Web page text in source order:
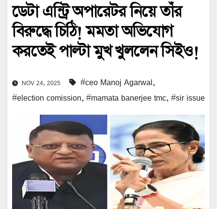
ডেটা এন্ট্রি অপারেটর নিয়ে তাঁর
বিরুদ্ধে চিঠি! মমতা অভিযোগ
করতেই পাল্টা মুখ খুললেন সিইও!
NOV 24, 2025 #ceo Manoj Agarwal,
#election comission, #mamata banerjee tmc, #sir issue